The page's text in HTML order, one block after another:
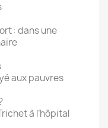
: dans une
aux pauvres
à l’hôpital